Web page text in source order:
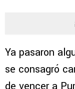
Ya pasaron
se consagró